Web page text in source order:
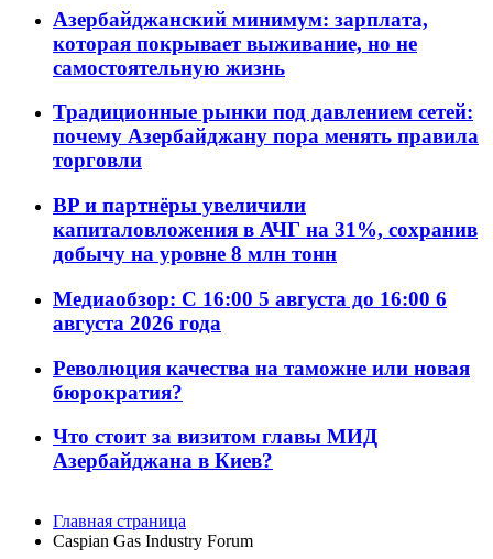
Азербайджанский минимум: зарплата,
которая покрывает выживание, но не
самостоятельную жизнь
Традиционные рынки под давлением сетей:
почему Азербайджану пора менять правила
торговли
BP и партнёры увеличили
капиталовложения в АЧГ на 31%, сохранив
добычу на уровне 8 млн тонн
Медиаобзор: С 16:00 5 августа до 16:00 6
августа 2026 года
Революция качества на таможне или новая
бюрократия?
Что стоит за визитом главы МИД
Азербайджана в Киев?
Главная страница
Caspian Gas Industry Forum